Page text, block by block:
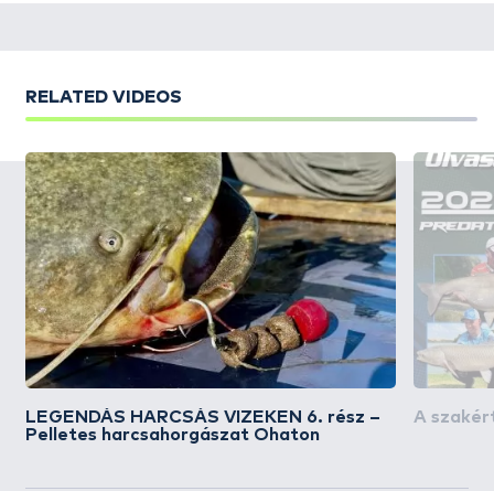
RELATED VIDEOS
LEGENDÁS HARCSÁS VIZEKEN 6. rész –
Pelletes harcsahorgászat Ohaton
A